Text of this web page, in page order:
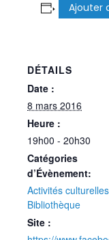
Ajouter
DÉTAILS
Date :
8 mars 2016
Heure :
19h00 - 20h30
Catégories
d’Évènement:
Activités culturelles
Bibliothèque
Site :